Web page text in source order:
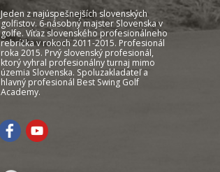
Jeden z najúspešnejších slovenských
golfistov. 6-násobný majster Slovenska v
golfe. Víťaz slovenského profesionálneho
rebríčka v rokoch 2011-2015. Profesionál
roka 2015. Prvý slovenský profesionál,
ktorý vyhral profesionálny turnaj mimo
územia Slovenska. Spoluzakladateľ a
hlavný profesionál Best Swing Golf
Academy.